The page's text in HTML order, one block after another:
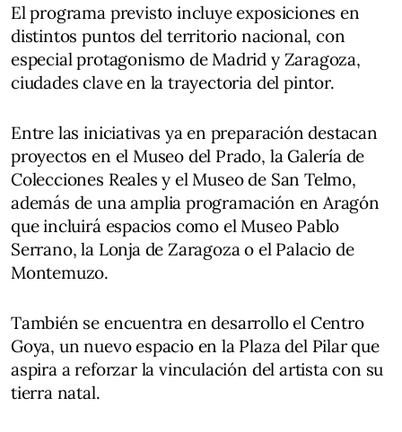
El programa previsto incluye exposiciones en
distintos puntos del territorio nacional, con
especial protagonismo de Madrid y Zaragoza,
ciudades clave en la trayectoria del pintor.
Entre las iniciativas ya en preparación destacan
proyectos en el Museo del Prado, la Galería de
Colecciones Reales y el Museo de San Telmo,
además de una amplia programación en Aragón
que incluirá espacios como el Museo Pablo
Serrano, la Lonja de Zaragoza o el Palacio de
Montemuzo.
También se encuentra en desarrollo el Centro
Goya, un nuevo espacio en la Plaza del Pilar que
aspira a reforzar la vinculación del artista con su
tierra natal.